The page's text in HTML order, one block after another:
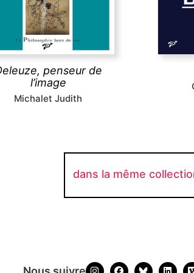
penseur de
l’image
Michalet Judith
transforme. Sa pensée
des arts visuels évince
la transcendance,
rejeté tous les idéaux de
liberté et justice.
découvrir
bien là
dans la même